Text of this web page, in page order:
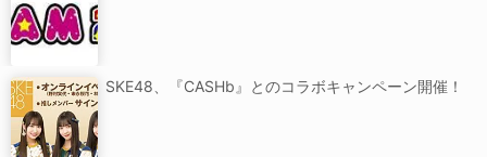
SKE48、『CASHb』とのコラボキャンペーン開催！